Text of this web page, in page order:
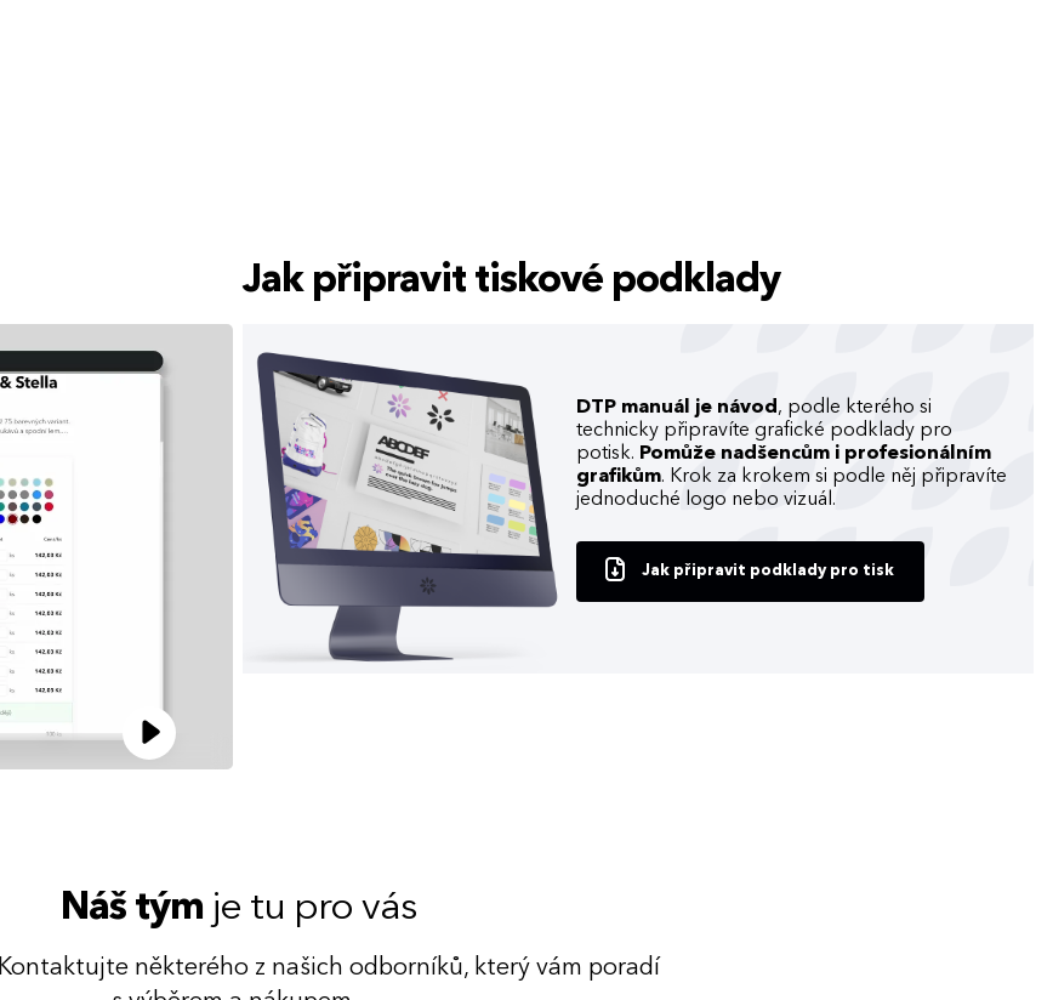
Jak připravit tiskové podklady
DTP manuál je návod , podle kterého si
technicky připravíte grafické podklady pro
potisk. Pomůže nadšencům i profesionálním
grafikům. Krok za krokem si podle něj připravíte
jednoduché logo nebo vizuál.
Jak připravit podklady pro tisk
Náš tým je tu pro vás
Kontaktujte některého z našich odborníků, který vám poradí